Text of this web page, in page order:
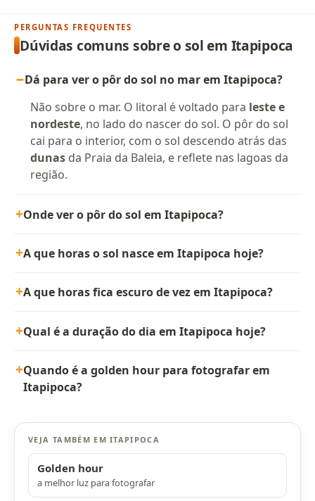
PERGUNTAS FREQUENTES
Dúvidas comuns sobre o sol em Itapipoca
Dá para ver o pôr do sol no mar em Itapipoca?
Não sobre o mar. O litoral é voltado para leste e
nordeste, no lado do nascer do sol. O pôr do sol
cai para o interior, com o sol descendo atrás das
dunasda Praia da Baleia, e reflete nas lagoas da
região.
Onde ver o pôr do sol em Itapipoca?
A que horas o sol nasce em Itapipoca hoje?
A que horas fica escuro de vez em Itapipoca?
Qual é a duração do dia em Itapipoca hoje?
Quando é a golden hour para fotografar em
Itapipoca?
VEJA TAMBÉM EM ITAPIPOCA
Golden hour
a melhor luz para fotografar